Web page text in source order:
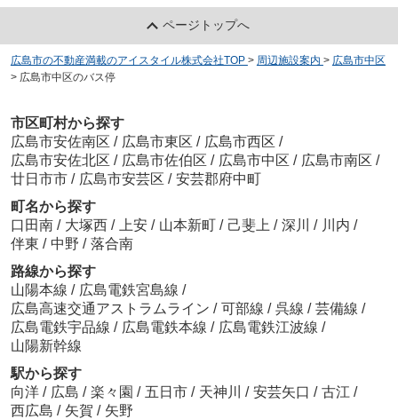
ページトップへ
広島市の不動産満載のアイスタイル株式会社TOP > 周辺施設案内 > 広島市中区
> 広島市中区のバス停
市区町村から探す
広島市安佐南区 / 広島市東区 / 広島市西区 /
広島市安佐北区 / 広島市佐伯区 / 広島市中区 / 広島市南区 /
廿日市市 / 広島市安芸区 / 安芸郡府中町
町名から探す
口田南 / 大塚西 / 上安 / 山本新町 / 己斐上 / 深川 / 川内 /
伴東 / 中野 / 落合南
路線から探す
山陽本線 / 広島電鉄宮島線 /
広島高速交通アストラムライン / 可部線 / 呉線 / 芸備線 /
広島電鉄宇品線 / 広島電鉄本線 / 広島電鉄江波線 /
山陽新幹線
駅から探す
向洋 / 広島 / 楽々園 / 五日市 / 天神川 / 安芸矢口 / 古江 /
西広島 / 矢賀 / 矢野